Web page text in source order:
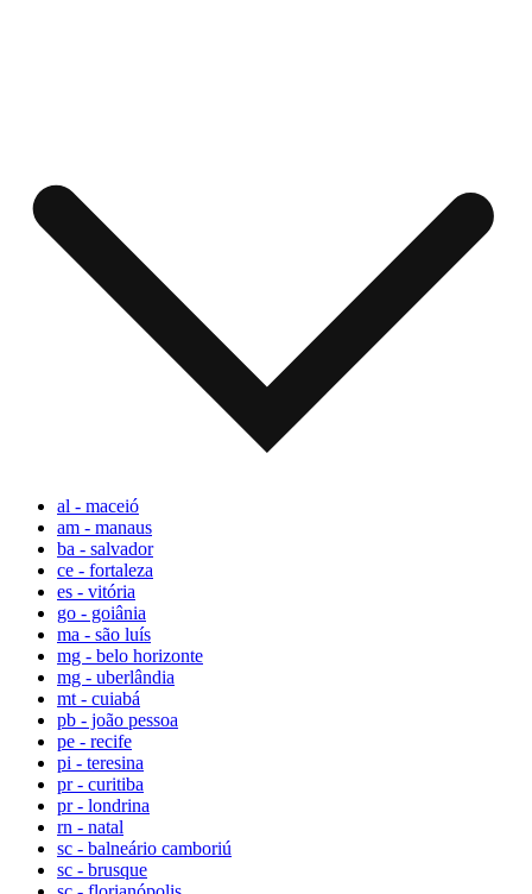
al - maceió
am - manaus
ba - salvador
ce - fortaleza
es - vitória
go - goiânia
ma - são luís
mg - belo horizonte
mg - uberlândia
mt - cuiabá
pb - joão pessoa
pe - recife
pi - teresina
pr - curitiba
pr - londrina
rn - natal
sc - balneário camboriú
sc - brusque